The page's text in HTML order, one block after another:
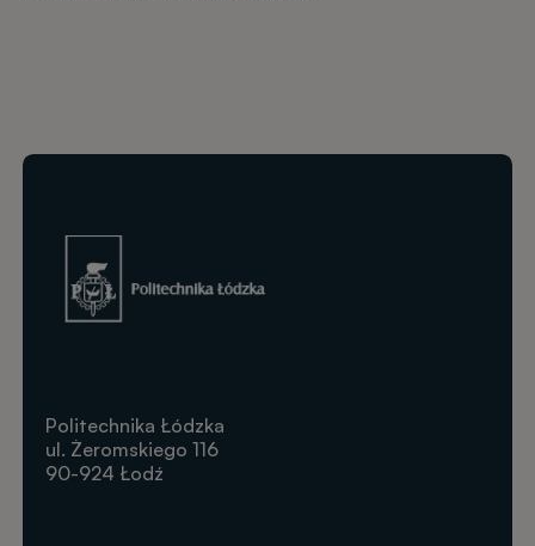
Obraz
Politechnika Łódzka
ul. Żeromskiego 116
90-924 Łodź